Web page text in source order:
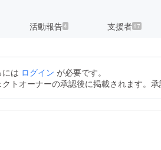
活動報告4 支援者 17
は ログイン が必要です。
トオーナーの承認後に掲載されます。